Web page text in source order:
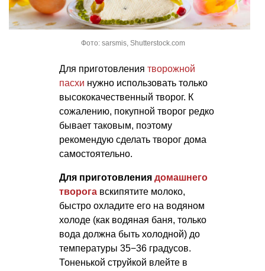
Фото: sarsmis, Shutterstock.com
Для приготовления творожной
пасхи нужно использовать только
высококачественный творог. К
сожалению, покупной творог редко
бывает таковым, поэтому
рекомендую сделать творог дома
самостоятельно.
Для приготовления домашнего
творога вскипятите молоко,
быстро охладите его на водяном
холоде (как водяная баня, только
вода должна быть холодной) до
температуры 35−36 градусов.
Тоненькой струйкой влейте в